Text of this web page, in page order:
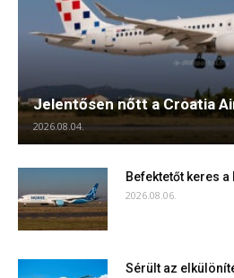
Jelentősen nőtt a Croatia
2026.08.04.
Befektetőt keres
2026.08.06.
Sérült az